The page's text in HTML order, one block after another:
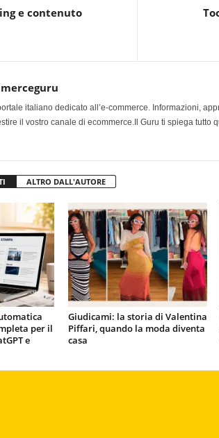
e contenuto
italiano dedicato all’e-commerce. Informazioni,
il vostro canale di ecommerce.Il Guru ti spiega tutto
ALTRO DALL'AUTORE
per il
e
Giudicami: la storia di Valentina
Piffari, quando la moda diventa
casa